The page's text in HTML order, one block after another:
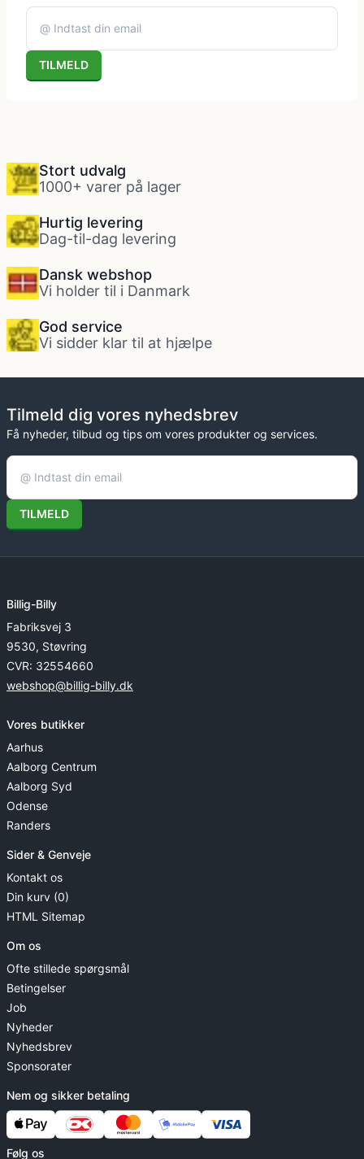
Paryk og skæg
Pirat kostume
Strømper og handsker
Superhelte kostume
Tyroler kostume
Vinger til kostume
TILMELD
Stort udvalg
1000+ varer på lager
Hurtig levering
Dag-til-dag levering
Dansk webshop
Vi holder til i Danmark
God service
Vi sidder klar til at hjælpe
Tilmeld dig vores nyhedsbrev
Få nyheder, tilbud og tips om vores produkter og services.
TILMELD
Billig-Billy
Fabriksvej 3
9530, Støvring
CVR: 32554660
webshop@billig-billy.dk
Vores butikker
Aarhus
Aalborg Centrum
Aalborg Syd
Odense
Randers
Sider & Genveje
Kontakt os
Din kurv (0)
HTML Sitemap
Om os
Ofte stillede spørgsmål
Betingelser
Job
Nyheder
Nyhedsbrev
Sponsorater
Nem og sikker betaling
Følg os